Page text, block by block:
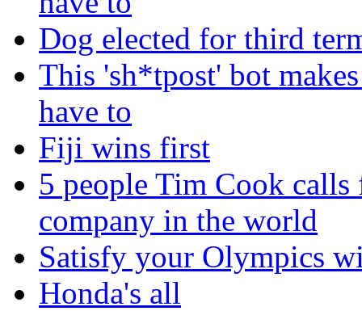
Dog elected for third
This 'sh*tpost' bot
have to
Fiji wins first
5 people Tim Cook
company in the world
Satisfy your Olympics
Honda's all